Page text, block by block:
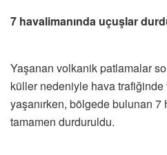
7 havalimanında uçuşlar
Yaşanan volkanik patlamalar
küller nedeniyle hava trafiğinde
yaşanırken, bölgede bulunan 7
tamamen durduruldu.